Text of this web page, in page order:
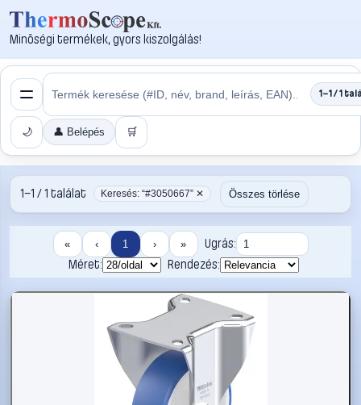
Minőségi termékek, gyors kiszolgálás!
1–1 / 1
🌙 👤 Belépés 🛒
1–1 / 1 találat Keresés: “#3050667” ✕ Összes törlése
« ‹ 1 › »
Ugrás:
Méret:
Rendezés: